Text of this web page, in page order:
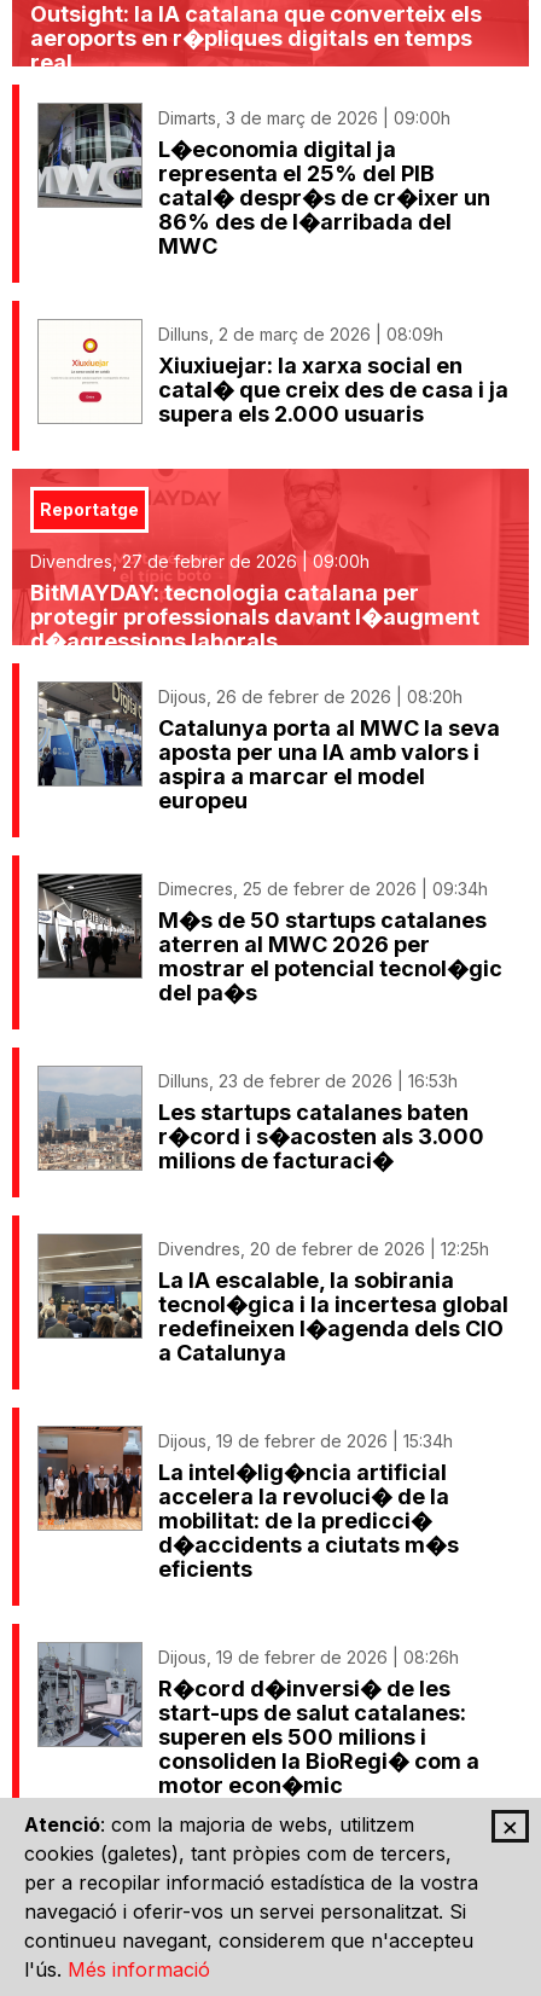
Outsight: la IA catalana que converteix els
aeroports en r�pliques digitals en temps
real
Dimarts, 3 de març de 2026 | 09:00h
L�economia digital ja
representa el 25% del PIB
catal� despr�s de cr�ixer un
86% des de l�arribada del
MWC
Dilluns, 2 de març de 2026 | 08:09h
Xiuxiuejar: la xarxa social en
catal� que creix des de casa i ja
supera els 2.000 usuaris
Reportatge
Divendres, 27 de febrer de 2026 | 09:00h
BitMAYDAY: tecnologia catalana per
protegir professionals davant l�augment
d�agressions laborals
Dijous, 26 de febrer de 2026 | 08:20h
Catalunya porta al MWC la seva
aposta per una IA amb valors i
aspira a marcar el model
europeu
Dimecres, 25 de febrer de 2026 | 09:34h
M�s de 50 startups catalanes
aterren al MWC 2026 per
mostrar el potencial tecnol�gic
del pa�s
Dilluns, 23 de febrer de 2026 | 16:53h
Les startups catalanes baten
r�cord i s�acosten als 3.000
milions de facturaci�
Divendres, 20 de febrer de 2026 | 12:25h
La IA escalable, la sobirania
tecnol�gica i la incertesa global
redefineixen l�agenda dels CIO
a Catalunya
Dijous, 19 de febrer de 2026 | 15:34h
La intel�lig�ncia artificial
accelera la revoluci� de la
mobilitat: de la predicci�
d�accidents a ciutats m�s
eficients
Dijous, 19 de febrer de 2026 | 08:26h
R�cord d�inversi� de les
start-ups de salut catalanes:
superen els 500 milions i
consoliden la BioRegi� com a
motor econ�mic
Dimecres, 18 de febrer de 2026 | 08:55h
Catalunya impulsa una
estrat�gia integral per protegir
el benestar digital dels menors
×
Atenció: com la majoria de webs, utilitzem
cookies (galetes), tant pròpies com de tercers,
per a recopilar informació estadística de la vostra
navegació i oferir-vos un servei personalitzat. Si
continueu navegant, considerem que n'accepteu
l'ús. Més informació